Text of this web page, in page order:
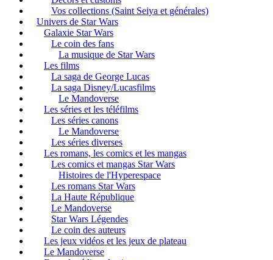
Vos collections (Saint Seiya et générales)
Univers de Star Wars
Galaxie Star Wars
Le coin des fans
La musique de Star Wars
Les films
La saga de George Lucas
La saga Disney/Lucasfilms
Le Mandoverse
Les séries et les téléfilms
Les séries canons
Le Mandoverse
Les séries diverses
Les romans, les comics et les mangas
Les comics et mangas Star Wars
Histoires de l'Hyperespace
Les romans Star Wars
La Haute République
Le Mandoverse
Star Wars Légendes
Le coin des auteurs
Les jeux vidéos et les jeux de plateau
Le Mandoverse